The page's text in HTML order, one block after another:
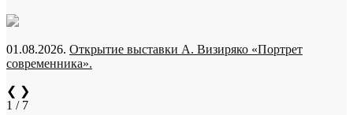
01.08.2026. Открытие выставки А. Визиряко «Портрет
современника».
❮ ❯
1 / 7